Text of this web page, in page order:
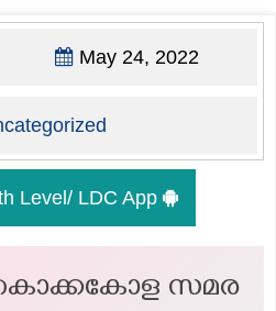
May 24, 2022
Level/ LDC App
കൊക്കകോള സമര